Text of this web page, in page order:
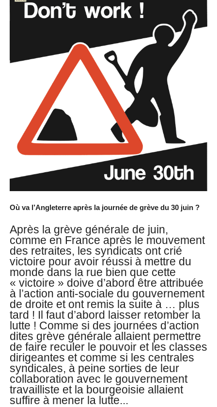
Où va l’Angleterre après la journée de grève du 30 juin ?
Après la grève générale de juin,
comme en France après le mouvement
des retraites, les syndicats ont crié
victoire pour avoir réussi à mettre du
monde dans la rue bien que cette
« victoire » doive d’abord être attribuée
à l’action anti-sociale du gouvernement
de droite et ont remis la suite à … plus
tard ! Il faut d’abord laisser retomber la
lutte ! Comme si des journées d’action
dites grève générale allaient permettre
de faire reculer le pouvoir et les classes
dirigeantes et comme si les centrales
syndicales, à peine sorties de leur
collaboration avec le gouvernement
travailliste et la bourgeoisie allaient
suffire à mener la lutte...